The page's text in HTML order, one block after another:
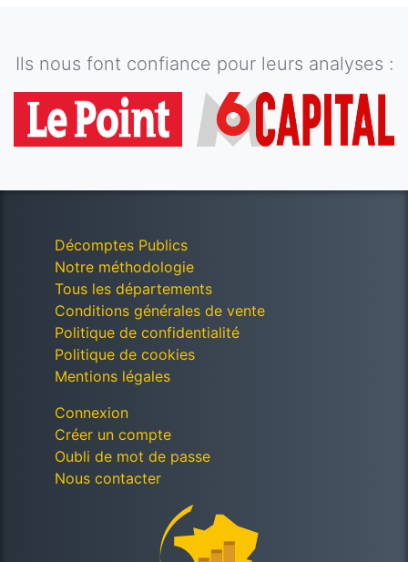
Ils nous font confiance pour leurs analyses :
Décomptes Publics
Notre méthodologie
Tous les départements
Conditions générales de vente
Politique de confidentialité
Politique de cookies
Mentions légales
Connexion
Créer un compte
Oubli de mot de passe
Nous contacter